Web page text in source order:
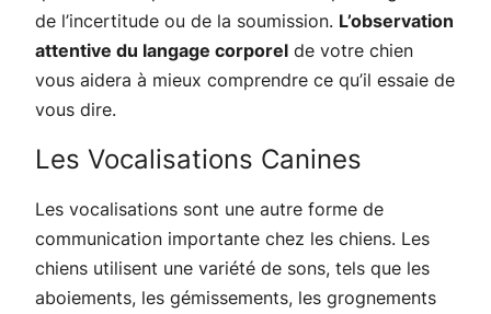
de l’incertitude ou de la soumission. L’observation
attentive du langage corporel de votre chien
vous aidera à mieux comprendre ce qu’il essaie de
vous dire.
Les Vocalisations Canines
Les vocalisations sont une autre forme de
communication importante chez les chiens. Les
chiens utilisent une variété de sons, tels que les
aboiements, les gémissements, les grognements